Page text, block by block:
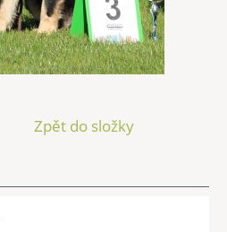
Zpět do složky